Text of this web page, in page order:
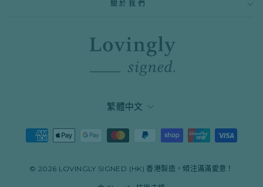
關於我們
語
繁體中文
© 2026 LOVINGLY SIGNED (HK) 香港製造，傾注滿滿愛意！